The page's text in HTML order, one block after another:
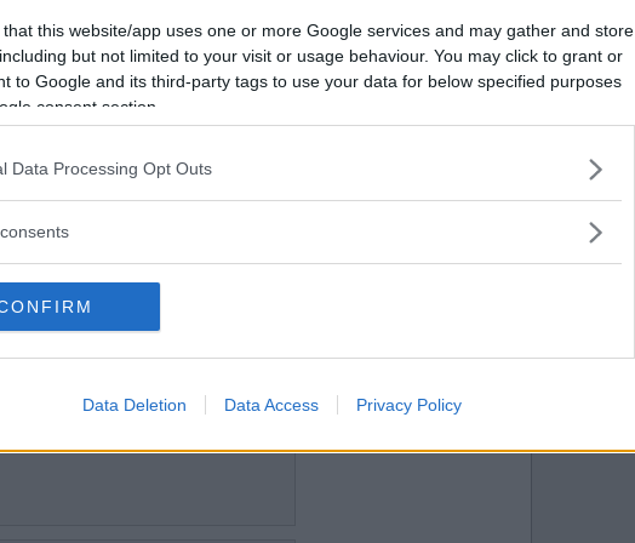
that this website/app uses one or more Google services and may gather and store
but not limited to your visit or usage behaviour. You may click to grant or
to Google and its third-party tags to use your data for below specified purposes
consent section.
Data Processing Opt Outs
Data Deletion Data Access Privacy Policy
gått av?
Vill du bli
medlem?